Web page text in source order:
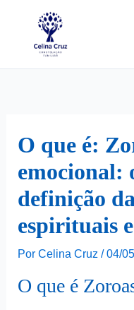
O que é:
emocional:
definição
espirituais
Por Celina Cruz / 04/
O que é